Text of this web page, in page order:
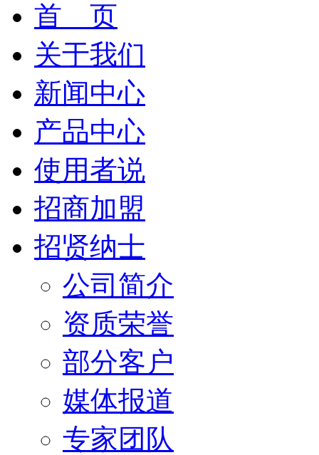
首 页
关于我们
新闻中心
产品中心
使用者说
招商加盟
招贤纳士
公司简介
资质荣誉
部分客户
媒体报道
专家团队